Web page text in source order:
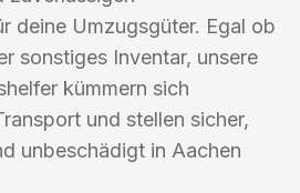
deine Umzugsgüter. Egal ob
sonstiges Inventar, unsere
kümmern sich
und stellen sicher,
unbeschädigt in Aachen